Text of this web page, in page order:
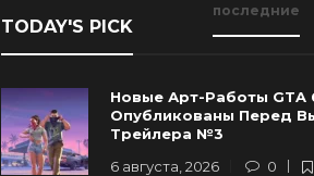
TODAY'S PICK
последние
Новые Арт-Работы GTA
Опубликованы Перед
Трейлера №3
6 августа, 2026
0